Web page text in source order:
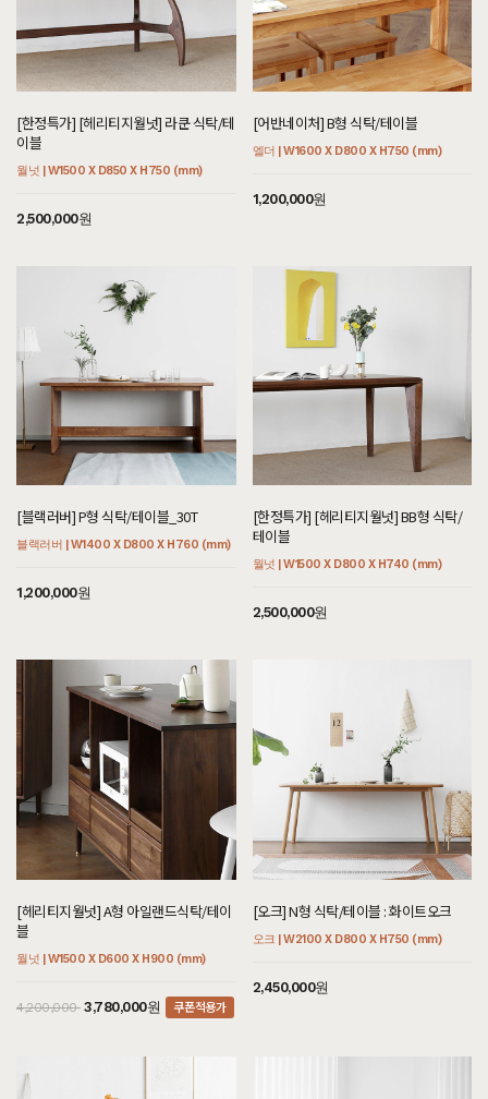
[한정특가] [헤리티지월넛] 라쿤 식탁/테
이블
월넛 | W1500 X D850 X H750 (mm)
2,500,000원
[어반네이처] B형 식탁/테이블
엘더 | W1600 X D800 X H750 (mm)
1,200,000원
[블랙러버] P형 식탁/테이블_30T
블랙러버 | W1400 X D800 X H760 (mm)
1,200,000원
[한정특가] [헤리티지월넛] BB형 식탁/
테이블
월넛 | W1500 X D800 X H740 (mm)
2,500,000원
[헤리티지월넛] A형 아일랜드식탁/테이
블
월넛 | W1500 X D600 X H900 (mm)
4,200,000 3,780,000원 쿠폰적용가
[오크] N형 식탁/테이블 : 화이트오크
오크 | W2100 X D800 X H750 (mm)
2,450,000원